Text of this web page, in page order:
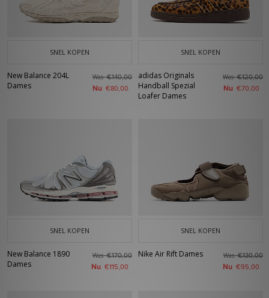
SNEL KOPEN
New Balance 204L
Dames
Was€140,00
Nu €80,00
SNEL KOPEN
adidas Originals
Handball Spezial
Loafer Dames
Was€120,00
Nu €70,00
SNEL KOPEN
New Balance 1890
Dames
Was€170,00
Nu €115,00
SNEL KOPEN
Nike Air Rift Dames Was€130,00
Nu €95,00